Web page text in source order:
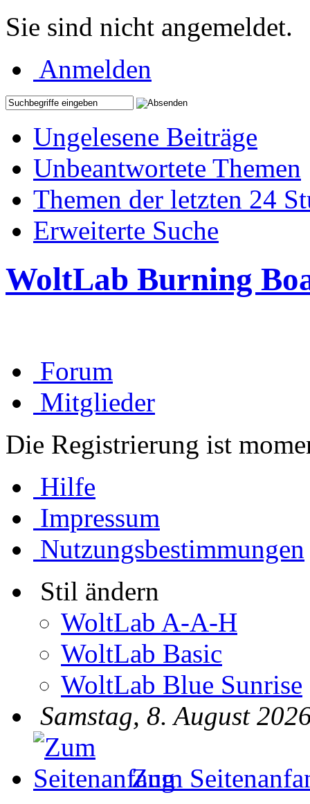
Sie sind nicht angemeldet.
Anmelden
Ungelesene Beiträge
Unbeantwortete Themen
Themen der letzten 24
Erweiterte Suche
WoltLab Burning
Forum
Mitglieder
Die Registrierung ist
Hilfe
Impressum
Nutzungsbestimmungen
Stil ändern
WoltLab A-A-H
WoltLab Basic
WoltLab Blue Sunrise
Samstag, 8. August
Zum